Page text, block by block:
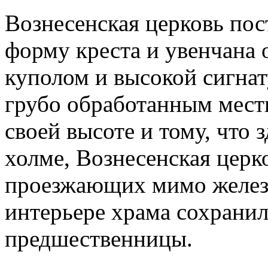
Вознесенская церковь
форму креста и
куполом и высокой
грубо обработанным
своей высоте и тому, что
холме, Вознесенская
проезжающих мимо
интерьере храма
предшественницы.